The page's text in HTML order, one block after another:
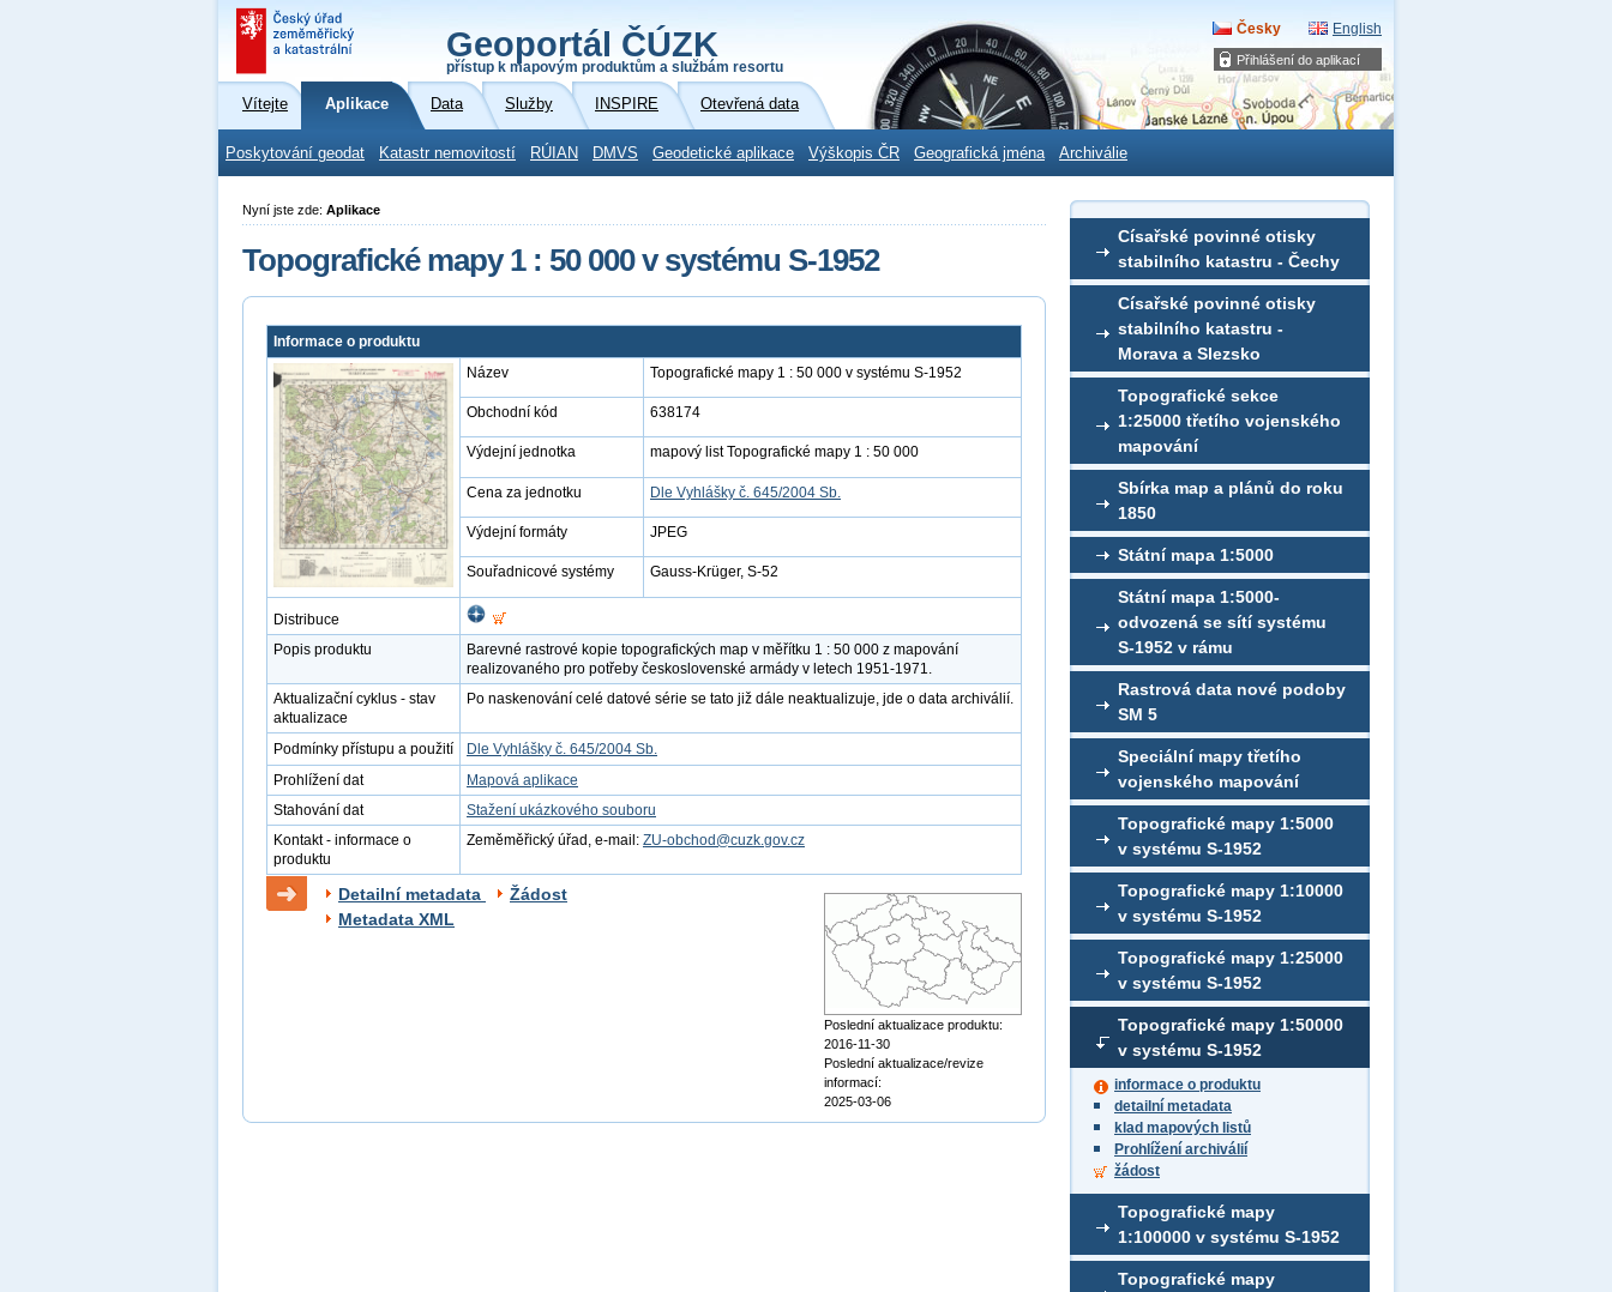
Přihlášení do aplikací
Geoportál ČÚZK
přístup k mapovým produktům a službám resortu
Česky English
Vítejte Aplikace Data Služby INSPIRE Otevřená data
Poskytování geodat Katastr nemovitostí RÚIAN DMVS Geodetické aplikace Výškopis ČR Geografická jména Archiválie
Císařské povinné otisky
stabilního katastru - Čechy
Císařské povinné otisky
stabilního katastru -
Morava a Slezsko
Topografické sekce
1:25000 třetího vojenského
mapování
Sbírka map a plánů do roku
1850
Státní mapa 1:5000
Státní mapa 1:5000-
odvozená se sítí systému
S-1952 v rámu
Rastrová data nové podoby
SM 5
Speciální mapy třetího
vojenského mapování
Topografické mapy 1:5000
v systému S-1952
Topografické mapy 1:10000
v systému S-1952
Topografické mapy 1:25000
v systému S-1952
Topografické mapy 1:50000
v systému S-1952
informace o produktu
detailní metadata
klad mapových listů
Prohlížení archiválií
žádost
Topografické mapy
1:100000 v systému S-1952
Topografické mapy
Nyní jste zde: Aplikace
Topografické mapy 1 : 50 000 v systému S-1952
Informace o produktu
Název
Topografické mapy 1 : 50 000 v systému S-1952
Obchodní kód 638174
Výdejní jednotka mapový list Topografické mapy 1 : 50 000
Cena za jednotku Dle Vyhlášky č. 645/2004 Sb.
Výdejní formáty JPEG
Souřadnicové systémy Gauss-Krüger, S-52
Distribuce
Popis produktu
Barevné rastrové kopie topografických map v měřítku 1 : 50 000 z mapování
realizovaného pro potřeby československé armády v letech 1951-1971.
Aktualizační cyklus - stav
aktualizace
Po naskenování celé datové série se tato již dále neaktualizuje, jde o data archiválií.
Podmínky přístupu a použití
Dle Vyhlášky č. 645/2004 Sb.
Prohlížení dat
Mapová aplikace
Stahování dat
Stažení ukázkového souboru
Kontakt - informace o
produktu
Zeměměřický úřad, e-mail: ZU-obchod@cuzk.gov.cz
Detailní metadata
Žádost
Metadata XML
Poslední aktualizace produktu:
2016-11-30
Poslední aktualizace/revize
informací:
2025-03-06